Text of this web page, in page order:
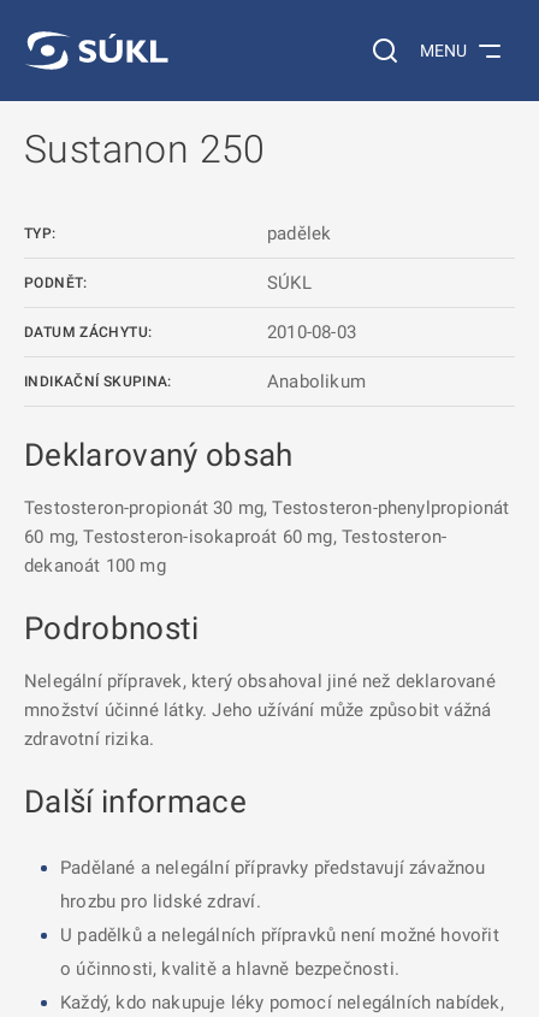
Vyhledávání na
MENU
Sustanon 250
TYP: padělek
PODNĚT: SÚKL
DATUM ZÁCHYTU: 2010-08-03
INDIKAČNÍ SKUPINA: Anabolikum
Deklarovaný obsah
Testosteron-propionát 30 mg, Testosteron-phenylpropionát
60 mg, Testosteron-isokaproát 60 mg, Testosteron-
dekanoát 100 mg
Podrobnosti
Nelegální přípravek, který obsahoval jiné než deklarované
množství účinné látky. Jeho užívání může způsobit vážná
zdravotní rizika.
Další informace
Padělané a nelegální přípravky představují závažnou
hrozbu pro lidské zdraví.
U padělků a nelegálních přípravků není možné hovořit
o účinnosti, kvalitě a hlavně bezpečnosti.
Každý, kdo nakupuje léky pomocí nelegálních nabídek,